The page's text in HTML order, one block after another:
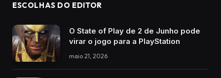
ESCOLHAS DO EDITOR
O State of Play de 2 de Junho pode
virar o jogo para a PlayStation
maio 21, 2026